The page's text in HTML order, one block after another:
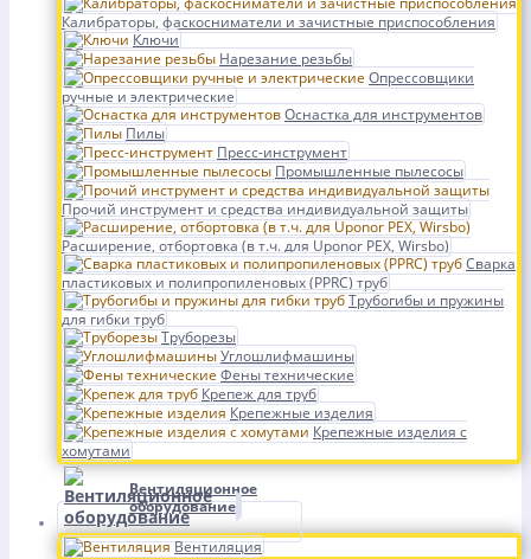
Калибраторы, фаскосниматели и зачистные приспособления
Ключи
Нарезание резьбы
Опрессовщики
ручные и электрические
Оснастка для инструментов
Пилы
Пресс-инструмент
Промышленные пылесосы
Прочий инструмент и средства индивидуальной защиты
Расширение, отбортовка (в т.ч. для Uponor PEX, Wirsbo)
Сварка
пластиковых и полипропиленовых (PPRC) труб
Трубогибы и пружины
для гибки труб
Труборезы
Углошлифмашины
Фены технические
Крепеж для труб
Крепежные изделия
Крепежные изделия с
хомутами
Вентиляционное
оборудование
Вентиляция